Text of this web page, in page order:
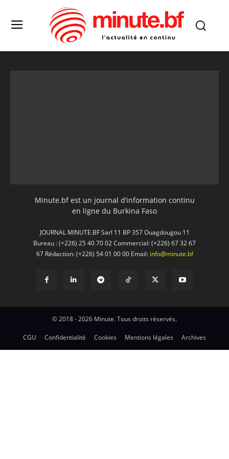
Minute.bf est un journal d’information continu
en ligne du Burkina Faso
JOURNAL MINUTE.BF Sarl 11 BP 357 Ouagdougou 11
Bureau : (+226) 25 40 70 02 Commercial: (+226) 67 32 67
67 Rédaction: (+226) 54 01 00 00 Email: info@minute.bf
© 2018 - 2026 Minute. Tous droits réservés.
CGU Confidentialité Cookies Mentions légales Archives